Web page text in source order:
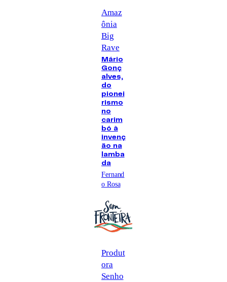
Amaz
ônia
Big
Rave
Mário
Gonç
alves,
do
pionei
rismo
no
carim
bó à
invenç
ão na
lamba
da
Fernand
o Rosa
Produt
ora
Senho